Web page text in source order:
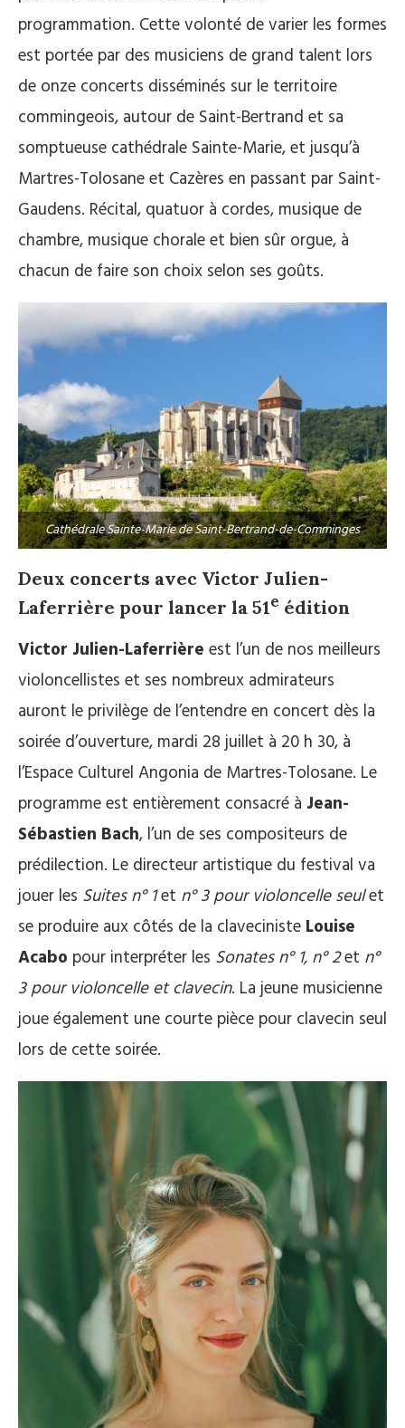
programmation. Cette volonté de varier les formes
est portée par des musiciens de grand talent lors
de onze concerts disséminés sur le territoire
commingeois, autour de Saint-Bertrand et sa
somptueuse cathédrale Sainte-Marie, et jusqu’à
Martres-Tolosane et Cazères en passant par Saint-
Gaudens. Récital, quatuor à cordes, musique de
chambre, musique chorale et bien sûr orgue, à
chacun de faire son choix selon ses goûts.
Cathédrale Sainte-Marie de Saint-Bertrand-de-Comminges
Deux concerts avec Victor Julien-
Laferrière pour lancer la 51e édition
Victor Julien-Laferrière est l’un de nos meilleurs
violoncellistes et ses nombreux admirateurs
auront le privilège de l’entendre en concert dès la
soirée d’ouverture, mardi 28 juillet à 20 h 30, à
l’Espace Culturel Angonia de Martres-Tolosane. Le
programme est entièrement consacré à Jean-
Sébastien Bach, l’un de ses compositeurs de
prédilection. Le directeur artistique du festival va
jouer les Suites n° 1et n° 3 pour violoncelle seulet
se produire aux côtés de la claveciniste Louise
Acabo pour interpréter les Sonates n° 1, n° 2et n°
3 pour violoncelle et clavecin. La jeune musicienne
joue également une courte pièce pour clavecin seul
lors de cette soirée.